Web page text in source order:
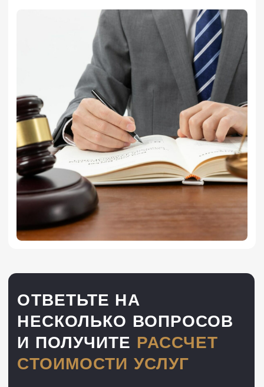
Успешно сочетаем в работе
академический и новаторский
Информируем обо всех
изменениях в деле в онлайн
режиме
ЧАСТЫЕ ВОПРОСЫ